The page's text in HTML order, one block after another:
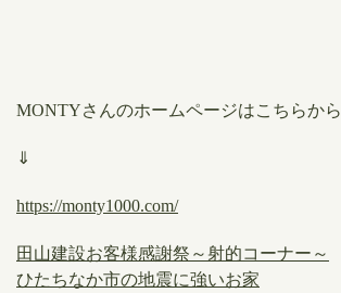
MONTYさんのホームページはこちらから
⇓
https://monty1000.com/
田山建設お客様感謝祭～射的コーナー～
ひたちなか市の地震に強いお家